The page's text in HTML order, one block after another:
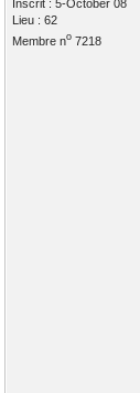
Inscrit : 5-October 08
Lieu : 62
Membre no7218